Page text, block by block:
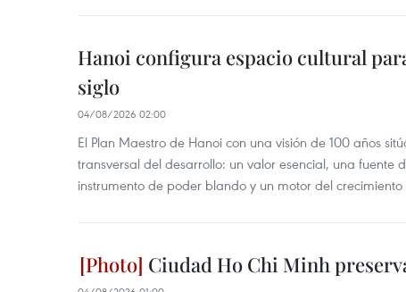
Hanoi configura espacio cultural
siglo
04/08/2026 02:00
El Plan Maestro de Hanoi con una visión de 100 años
transversal del desarrollo: un valor esencial, una fuente
instrumento de poder blando y un motor del
Ciudad Ho Chi Minh